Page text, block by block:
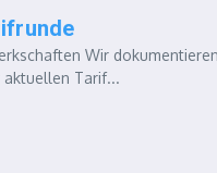
Wir
aktuellen Tarif...